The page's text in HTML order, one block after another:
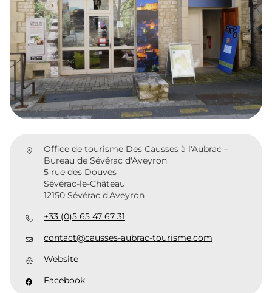
Office de tourisme Des Causses à l'Aubrac –
Bureau de Sévérac d'Aveyron
5 rue des Douves
Sévérac-le-Château
12150 Sévérac d'Aveyron
+33 (0)5 65 47 67 31
contact@causses-aubrac-tourisme.com
Website
Facebook